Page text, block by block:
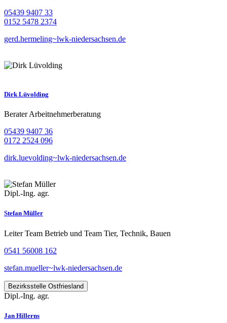
05439 9407 33
0152 5478 2374
gerd.hermeling~lwk-niedersachsen.de
Dirk Lüvolding
Berater Arbeitnehmerberatung
05439 9407 36
0172 2524 096
dirk.luevolding~lwk-niedersachsen.de
Dipl.-Ing. agr.
Stefan Müller
Leiter Team Betrieb und Team Tier, Technik, Bauen
0541 56008 162
stefan.mueller~lwk-niedersachsen.de
Bezirksstelle Ostfriesland
Dipl.-Ing. agr.
Jan Hillerns